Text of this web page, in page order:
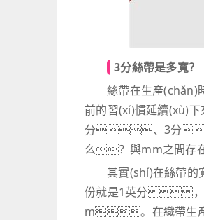
3分絲帶是多寬？
絲帶在生產
前的習(xí)慣延續(xù)
分、3分
么？與mm之間存
其實(shí)在絲帶
份就是1英分，
m。在織帶生